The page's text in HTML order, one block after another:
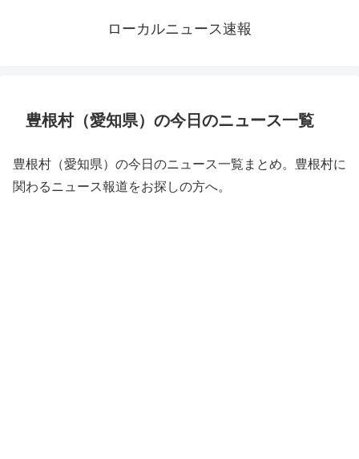
ローカルニュース速報
豊根村（愛知県）の今日のニュース一覧
豊根村（愛知県）の今日のニュース一覧まとめ。豊根村に
関わるニュース報道をお探しの方へ。